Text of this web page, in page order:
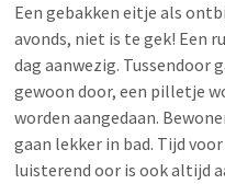
Een gebakken eitje als
avonds, niet is te gek! Een
dag aanwezig. Tussendoor
gewoon door, een pilletje
worden aangedaan.
gaan lekker in bad. Tijd
luisterend oor is ook altijd